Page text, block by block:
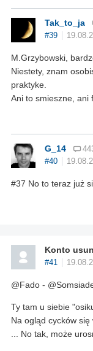
Tak_to_ja
#39
M.Grzybowski,
Niestety, znam
praktyke.
Ani to smieszne, ani
G_14
#40
#37 No to teraz już
Konto
#41
@Fado -
Ty tam u siebie
Na ogląd cycków
... No tak, może